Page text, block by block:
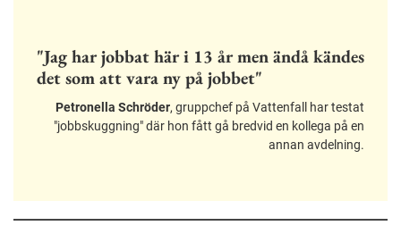
"Jag har jobbat här i 13 år men ändå kändes
det som att vara ny på jobbet"
Petronella Schröder, gruppchef på Vattenfall har testat
"jobbskuggning" där hon fått gå bredvid en kollega på en
annan avdelning.